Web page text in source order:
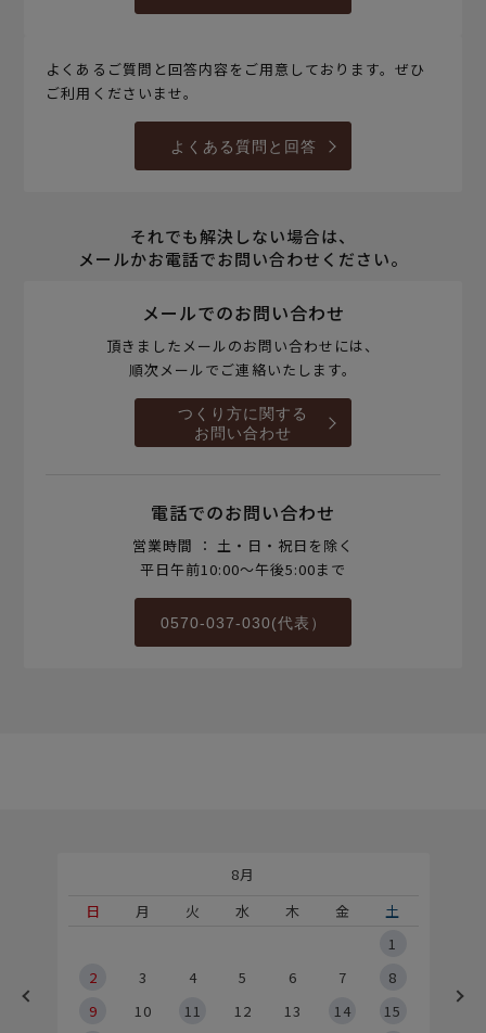
よくあるご質問と回答内容をご用意しております。ぜひ
ご利用くださいませ。
よくある質問と回答
それでも解決しない場合は、
メールかお電話でお問い合わせください。
メールでのお問い合わせ
頂きましたメールのお問い合わせには、
順次メールでご連絡いたします。
つくり方に関する
お問い合わせ
電話でのお問い合わせ
営業時間 ： 土・日・祝日を除く
平日午前10:00～午後5:00まで
0570-037-030(代表）
8月
日
月 火 水 木 金
土
1
2
3 4 5 6 7
8
9
10 11 12 13 14
15